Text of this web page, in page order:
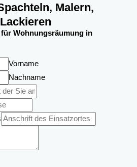
Malern,
Wohnungsräumung in
Vorname
Nachname